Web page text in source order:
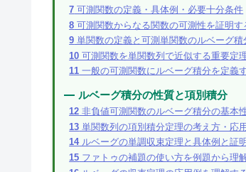
7 可測関数の定義・具体例・必要十分条件
8 可測関数からなる関数の可測性を証明す
9 単関数の定義と可測単関数のルベーグ積
10 可測関数を単関数列で近似する重要定
11 一般の可測関数にルベーグ積分を定義
ルベーグ積分の性質と項別積分
12 非負値可測関数のルベーグ積分の基本
13 単関数列の項別積分定理の考え方・応
14ルベーグの単調収束定理と具体例と証明
15 ファトゥの補題の使い方を例題から理